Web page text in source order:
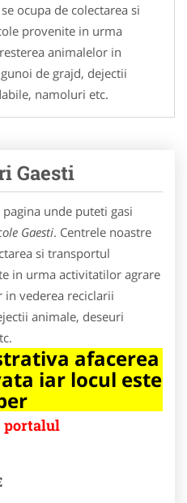
ocupa de colectarea si
provenite in urma
animalelor in
de grajd, dejectii
namoluri etc.
Gaesti
unde puteti gasi
Gaesti. Centrele noastre
si transportul
in urma activitatilor agrare
in vederea reciclarii
animale, deseuri
afacerea
iar locul este
portalul